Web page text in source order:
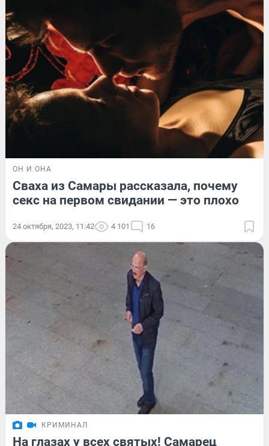
ОН И ОНА
Сваха из Самары рассказала, почему
секс на первом свидании — это плохо
24 октября, 2023, 11:42 4 101 16
КРИМИНАЛ
На глазах у всех святых! Самарец